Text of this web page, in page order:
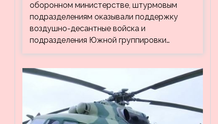
оборонном министерстве, штурмовым
подразделениям оказывали поддержку
воздушно-десантные войска и
подразделения Южной группировки…